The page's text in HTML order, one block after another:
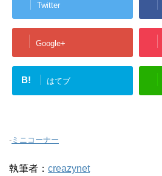
Twitter
Google+
B! はてブ
- ミニコーナー
執筆者： creazynet